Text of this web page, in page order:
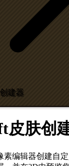
建器
皮肤创
编辑器创建自